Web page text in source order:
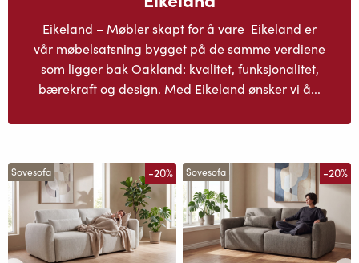
Eikeland – Møbler skapt for å vare Eikeland er
vår møbelsatsning bygget på de samme verdiene
som ligger bak Oakland: kvalitet, funksjonalitet,
bærekraft og design. Med Eikeland ønsker vi å...
Sovesofa -20% Sovesofa -20%